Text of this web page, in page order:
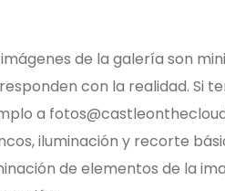
imágenes de la galería son
con la realidad. Si
a
iluminación y recorte
de elementos de la